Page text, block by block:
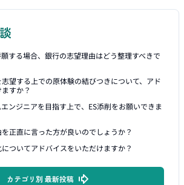
する場合、銀行の志望理由はどう整理すべきで
望する上での原体験の結びつきについて、アド
すか？
ンジニアを目指す上で、ES添削をお願いできま
正直に言った方が良いのでしょうか？
ついてアドバイスをいただけますか？
カテゴリ別 最新投稿